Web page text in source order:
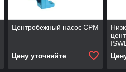
Центробежный насос CPM
Цену уточняйте